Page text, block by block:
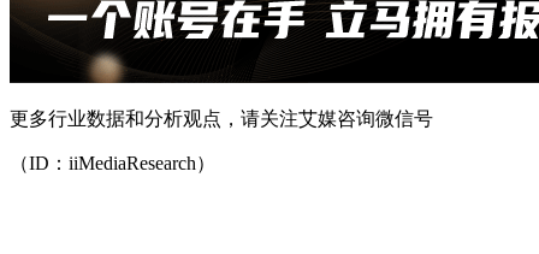
更多行业数据和分析观点，请关注艾媒咨询微信号
（ID：iiMediaResearch）